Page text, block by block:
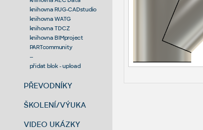
knihovna RUG-CADstudio
knihovna WATG
knihovna TDCZ
knihovna BIMproject
PARTcommunity
--
přidat blok - upload
PŘEVODNÍKY
ŠKOLENÍ/VÝUKA
VIDEO UKÁZKY